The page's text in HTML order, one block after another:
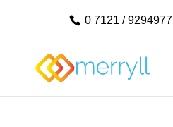
0 7121 / 9294977